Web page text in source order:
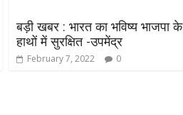
बड़ी खबर : भारत का भविष्य भाजपा के
हाथों में सुरक्षित -उपमेंद्र
February 7, 2022 0